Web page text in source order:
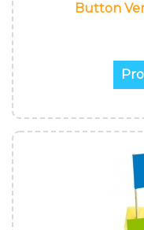
Button